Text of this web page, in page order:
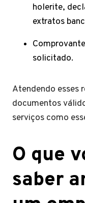
holerite,
extratos
solicitado.
Atendendo esses
documentos
serviços como
O que
saber